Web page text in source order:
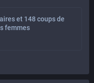
et 148 coups de
femmes